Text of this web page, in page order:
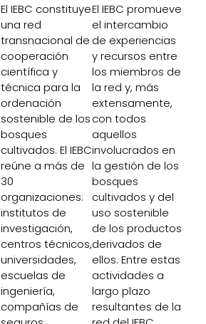
El IEBC constituye
una red
transnacional de
cooperación
científica y
técnica para la
ordenación
sostenible de los
bosques
cultivados. El IEBC
reúne a más de
30
organizaciones:
institutos de
investigación,
centros técnicos,
universidades,
escuelas de
ingeniería,
compañías de
El IEBC promueve
el intercambio
de experiencias
y recursos entre
los miembros de
la red y, más
extensamente,
con todos
aquellos
involucrados en
la gestión de los
bosques
cultivados y del
uso sostenible
de los productos
derivados de
ellos. Entre estas
actividades a
largo plazo
resultantes de la